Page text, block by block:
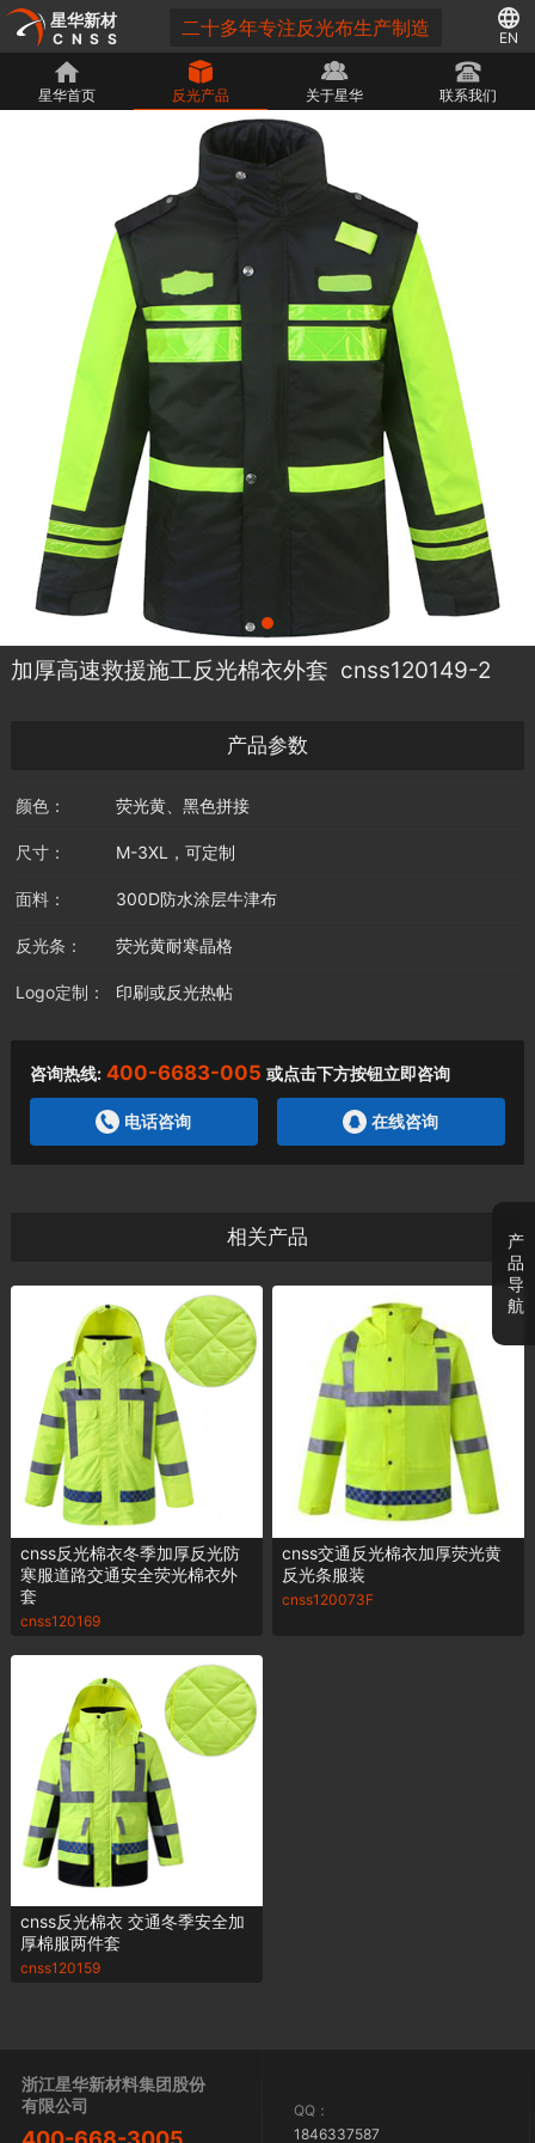
星华新材
CNSS 二十多年专注反光布生产制造 EN
星华首页 反光产品 关于星华 联系我们
加厚高速救援施工反光棉衣外套 cnss120149-2
产品参数
颜色： 荧光黄、黑色拼接
尺寸： M-3XL，可定制
面料： 300D防水涂层牛津布
反光条： 荧光黄耐寒晶格
Logo定制： 印刷或反光热帖
咨询热线: 400-6683-005 或点击下方按钮立即咨询
电话咨询 在线咨询
相关产品
cnss反光棉衣冬季加厚反光防
寒服道路交通安全荧光棉衣外
套
cnss120169
cnss交通反光棉衣加厚荧光黄
反光条服装
cnss120073F
cnss反光棉衣 交通冬季安全加
厚棉服两件套
cnss120159
浙江星华新材料集团股份
有限公司
QQ：
1846337587
产
品
导
航